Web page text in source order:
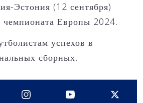
Эстония (12 сентября)
чемпионата Европы 2024.
успехов в
сборных.